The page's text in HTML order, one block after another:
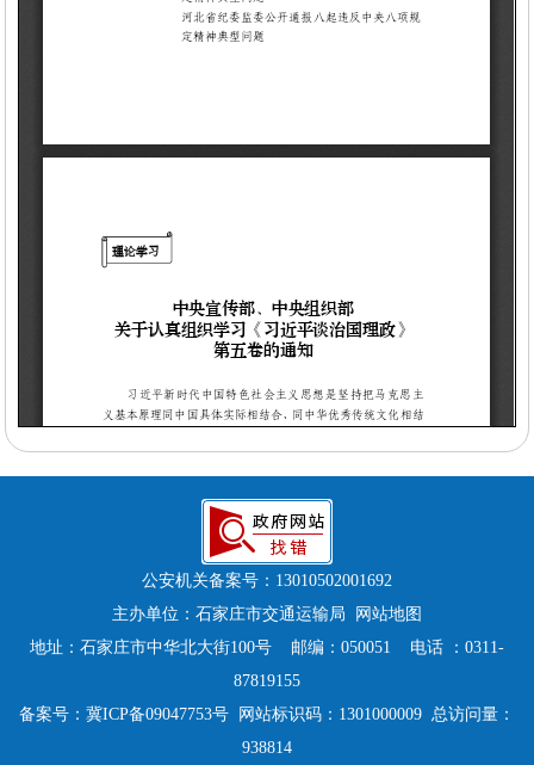
公安机关备案号： 13010502001692
主办单位：石家庄市交通运输局
网站地图
地址：石家庄市中华北大街100号 邮编：050051 电话 ：0311-
87819155
备案号： 冀ICP备09047753号 网站标识码：1301000009 总访问量：
938814